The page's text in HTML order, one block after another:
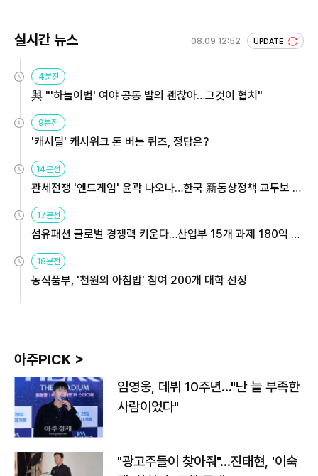
실시간 뉴스 08.09 12:52 UPDATE
4분전
與 "'하늘이법' 여야 공동 발의 괜찮아…그것이 협치"
9분전
'캐시딜' 캐시워크 돈 버는 퀴즈, 정답은?
14분전
관세전쟁 '엔드게임' 윤곽 나오나…한국 新통상정책 교두보 활
17분전
섬유패션 글로벌 경쟁력 키운다…산업부 15개 과제 180억 지
18분전
농식품부, '천원의 아침밥' 참여 200개 대학 선정
아주PICK >
임영웅, 데뷔 10주년…"난 늘 부족한
사람이었다"
"광고주들이 찾아줘"…진태현, '이숙